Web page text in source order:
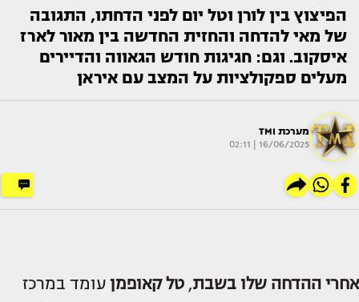
הפיצוץ בין לורן וטל יום לפני הדחתו, התגובה
של מאי להדחה והחזית החדשה בין מאור לארז
איסקוב. וגם: חגיגות חודש הגאווה והדיירים
מעלים ספקולציות על המצב עם איראן
מערכת TMI
16/06/2025 | 02:11
אחרי ההדחה שלו בשבת, טל קאופמן עומד במרכז